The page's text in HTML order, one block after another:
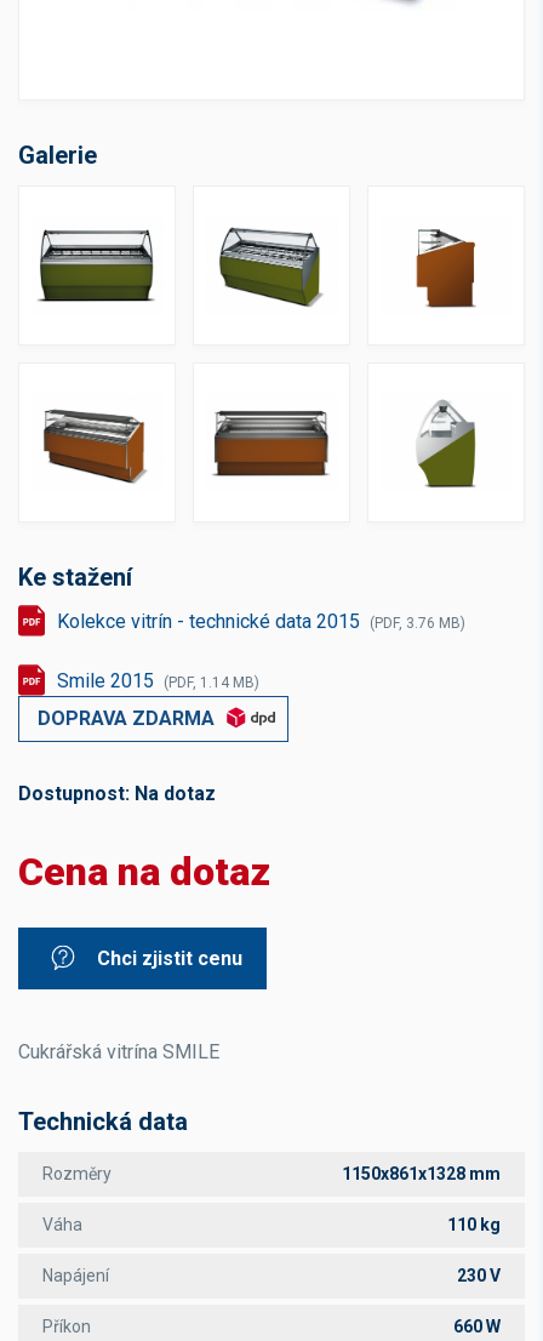
Galerie
Ke stažení
Kolekce vitrín - technické data 2015 (PDF, 3.76 MB)
Smile 2015 (PDF, 1.14 MB)
DOPRAVA ZDARMA
Dostupnost: Na dotaz
Cena na dotaz
Chci zjistit cenu
Cukrářská vitrína SMILE
Technická data
Rozměry 1150x861x1328 mm
Váha 110 kg
Napájení 230 V
Příkon 660 W